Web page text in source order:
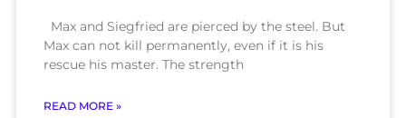
Max and Siegfried are pierced by the steel. But
Max can not kill permanently, even if it is his
rescue his master. The strength
READ MORE »